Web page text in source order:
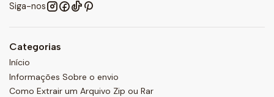
Siga-nos
Categorias
Início
Informações Sobre o envio
Como Extrair um Arquivo Zip ou Rar